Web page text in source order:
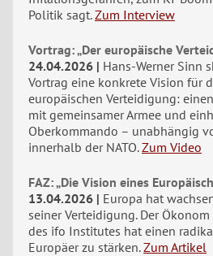
Politik sagt. Zum Interview
Vortrag: „Der europäische
24.04.2026
Hans-Werner Sinn
Vortrag eine konkrete Vision für
europäischen Verteidigung:
mit gemeinsamer Armee und
Oberkommando – unabhängig
innerhalb der NATO. Zum Video
FAZ: „Die Vision eines
13.04.2026
Europa hat
seiner Verteidigung. Der
des ifo Institutes hat einen
Europäer zu stärken. Zum Artikel